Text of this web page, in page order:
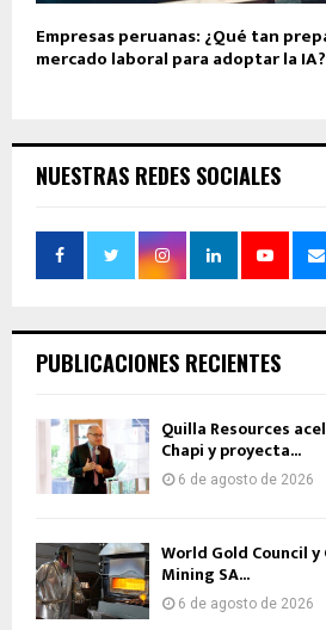
Empresas peruanas: ¿Qué tan
mercado laboral para adoptar la IA?
NUESTRAS REDES SOCIALES
PUBLICACIONES RECIENTES
Quilla Resources
Chapi y proyecta...
6 de agosto de 2026
World Gold Council
Mining SA...
6 de agosto de 2026